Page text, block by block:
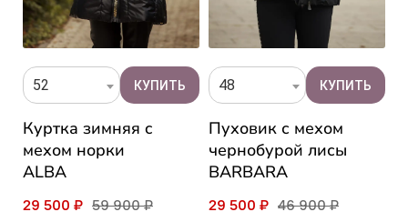
52
Куртка зимняя c
мехом норки
ALBA
29 500 ₽ 59 900 ₽
48
Пуховик с мехом
чернобурой лисы
BARBARA
29 500 ₽ 46 900 ₽